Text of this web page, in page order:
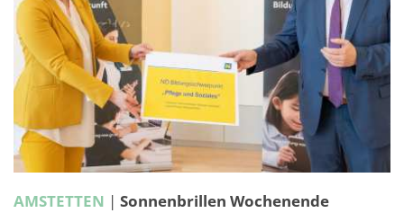
AMSTETTEN | Sonnenbrillen Wochenende